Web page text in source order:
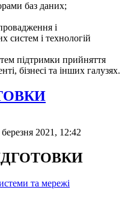
баз даних;
і
систем і технологій
підтримки прийняття
бізнесі та інших галузях.
2021, 12:42
та мережі